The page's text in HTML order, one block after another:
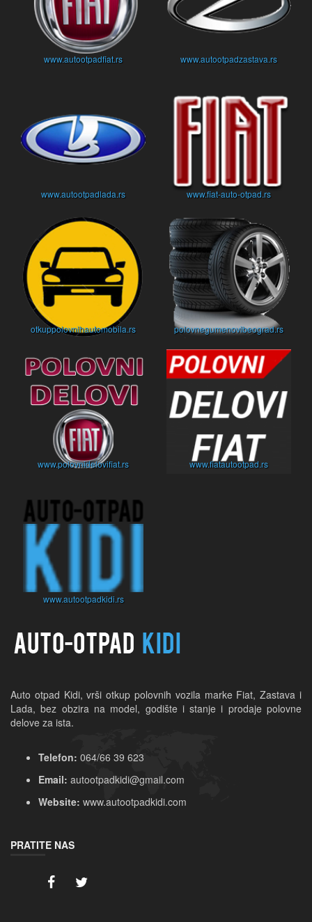
www.autootpadfiat.rs www.autootpadzastava.rs
www.autootpadlada.rs www.fiat-auto-otpad.rs
otkuppolovnihautomobila.rs polovnegumenovibeograd.rs
www.polovnidelovifiat.rs www.fiatautootpad.rs
www.autootpadkidi.rs
Auto otpad Kidi, vrši otkup polovnih vozila marke Fiat, Zastava i
Lada, bez obzira na model, godište i stanje i prodaje polovne
delove za ista.
Telefon: 064/66 39 623
Email: autootpadkidi@gmail.com
Website: www.autootpadkidi.com
PRATITE NAS